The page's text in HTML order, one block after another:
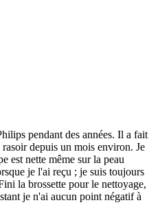
pendant des années. Il a fait
depuis un mois environ. Je
est nette même sur la peau
je l'ai reçu ; je suis toujours
la brossette pour le nettoyage,
je n'ai aucun point négatif à